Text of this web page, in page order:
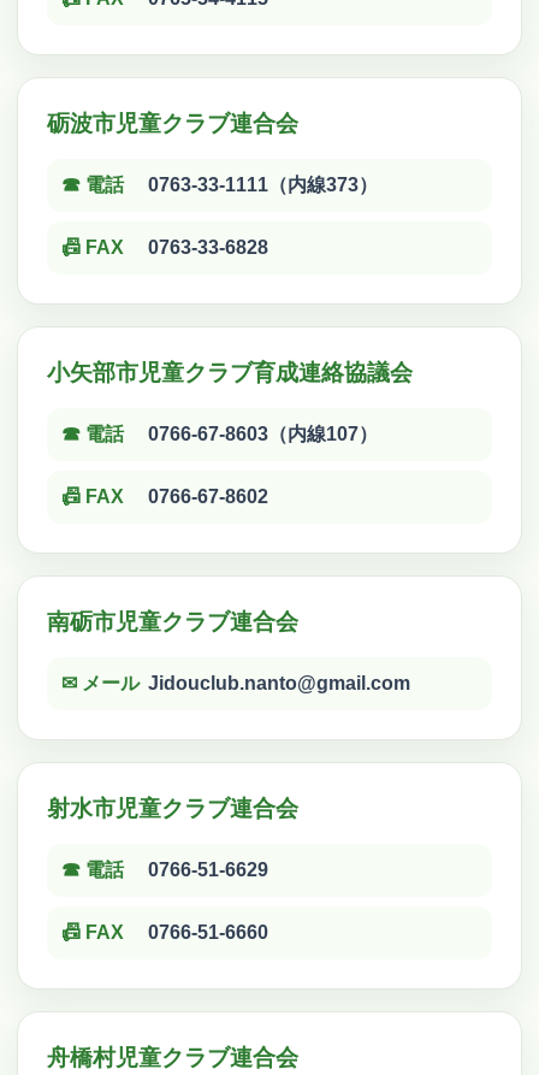
砺波市児童クラブ連合会
☎ 電話 0763-33-1111（内線373）
📠 FAX 0763-33-6828
小矢部市児童クラブ育成連絡協議会
☎ 電話 0766-67-8603（内線107）
📠 FAX 0766-67-8602
南砺市児童クラブ連合会
✉ メール Jidouclub.nanto@gmail.com
射水市児童クラブ連合会
☎ 電話 0766-51-6629
📠 FAX 0766-51-6660
舟橋村児童クラブ連合会